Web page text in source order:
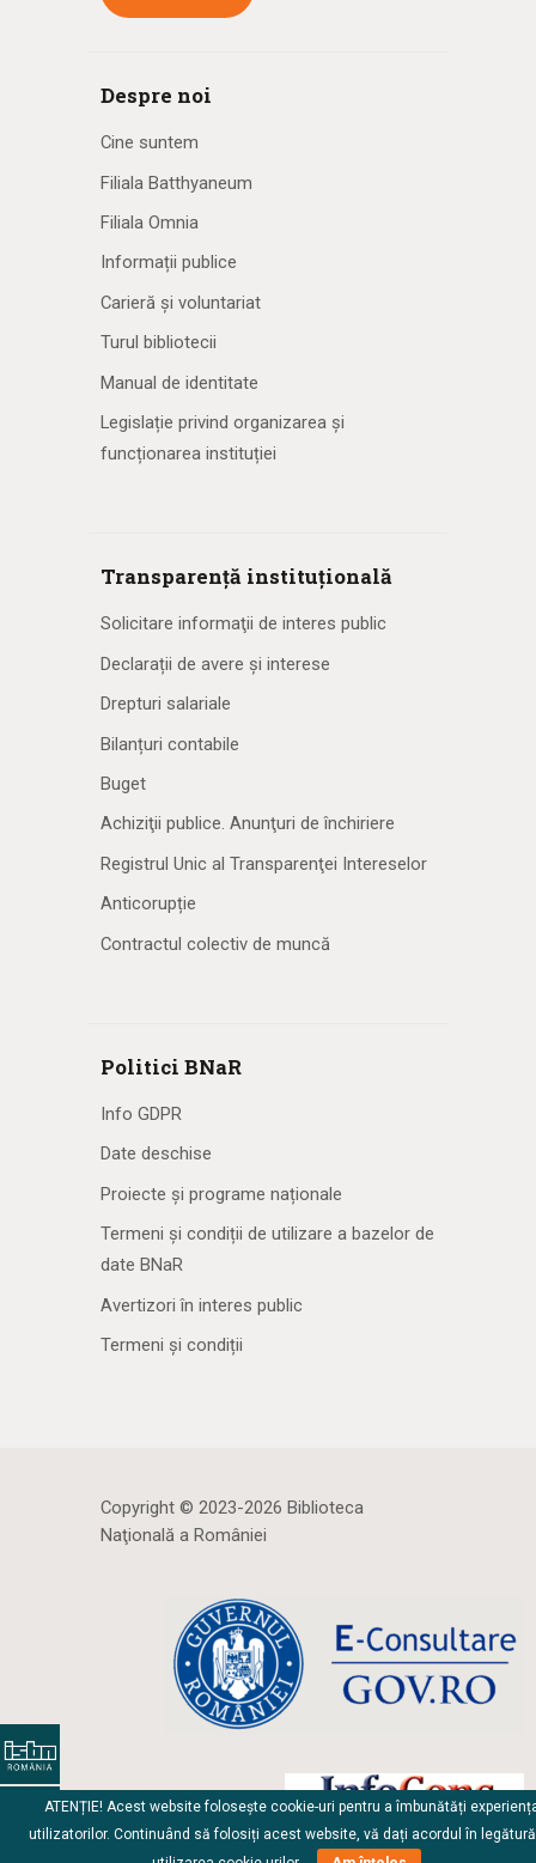
Despre noi
Cine suntem
Filiala Batthyaneum
Filiala Omnia
Informații publice
Carieră și voluntariat
Turul bibliotecii
Manual de identitate
Legislație privind organizarea și
funcționarea instituției
Transparență instituțională
Solicitare informaţii de interes public
Declarații de avere și interese
Drepturi salariale
Bilanțuri contabile
Buget
Achiziţii publice. Anunţuri de închiriere
Registrul Unic al Transparenţei Intereselor
Anticorupție
Contractul colectiv de muncă
Politici BNaR
Info GDPR
Date deschise
Proiecte și programe naționale
Termeni și condiții de utilizare a bazelor de
date BNaR
Avertizori în interes public
Termeni și condiții
Copyright © 2023-2026 Biblioteca
Naţională a României
ATENȚIE! Acest website folosește cookie-uri pentru a îmbunătăți
utilizatorilor. Continuând să folosiți acest website, vă dați acordul în